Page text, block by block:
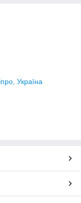
Україна